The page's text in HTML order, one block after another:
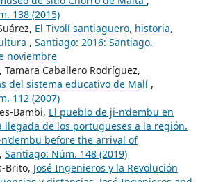
138 (2015)
El Tivolí santiaguero, historia,
, Santiago: 2016: Santiago,
noviembre
Tamara Caballero Rodríguez,
del sistema educativo de Malí ,
112 (2007)
Bambi, El pueblo de ji-n’dembu en
llegada de los portugueses a la región.
before the arrival of
, Santiago: Núm. 148 (2019)
Brito, José Ingenieros y la Revolución